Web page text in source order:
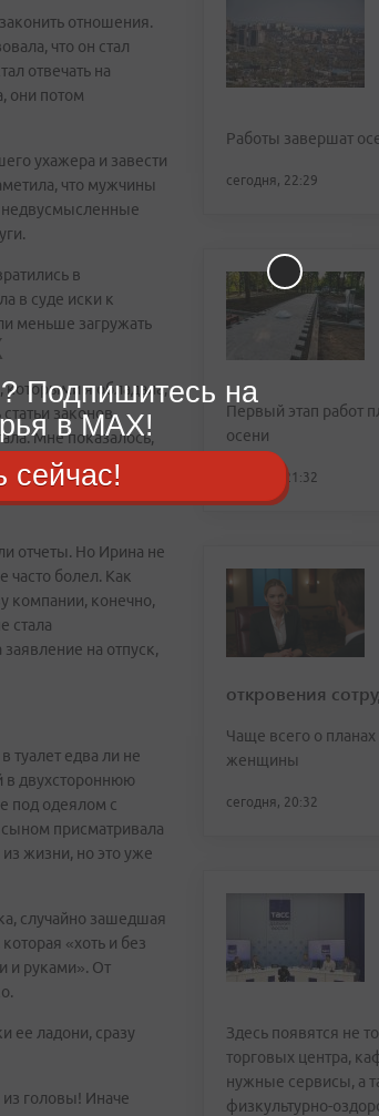
отношения.
что он стал
отвечать на
они потом
ухажера и завести
что мужчины
недвусмысленные
в
в суде иски к
меньше загружать
я обладала,
законов,
Мне показалось,
нормативные акты,
– признается
отчеты. Но Ирина не
часто болел. Как
компании, конечно,
стала
на отпуск,
туалет едва ли не
двухстороннюю
под одеялом с
сыном присматривала
жизни, но это уже
случайно зашедшая
«хоть и без
и руками». От
ее ладони, сразу
головы! Иначе
Работы завершат
сегодня, 22:29
Первый этап работ
осени
сегодня, 21:32
откровения
Чаще всего о планах
женщины
сегодня, 20:32
Здесь появятся не
торговых центра,
нужные сервисы, а
физкультурно-
Подпишитесь на
в MAX!
сейчас!